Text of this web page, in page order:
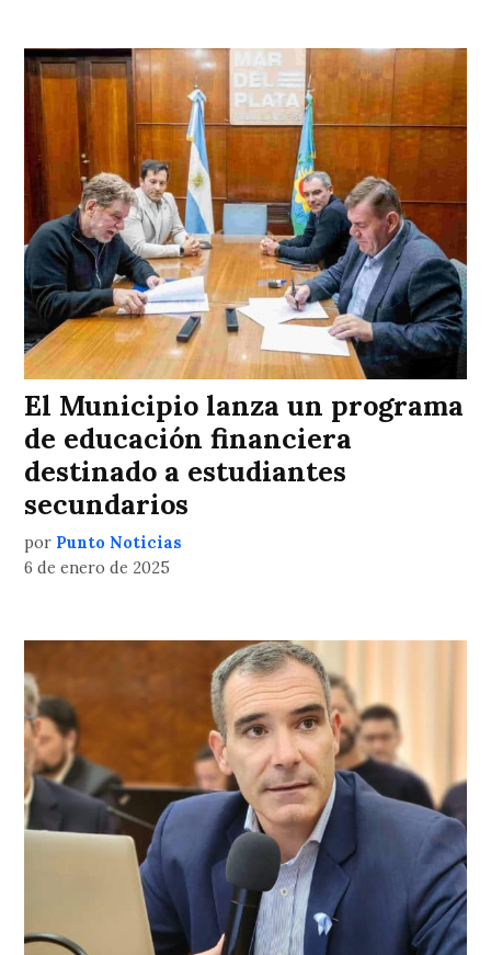
El Municipio lanza un programa
de educación financiera
destinado a estudiantes
secundarios
por Punto Noticias
6 de enero de 2025